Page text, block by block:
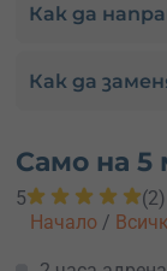
Как да
Как да
Само на
5
(2)
Начало /